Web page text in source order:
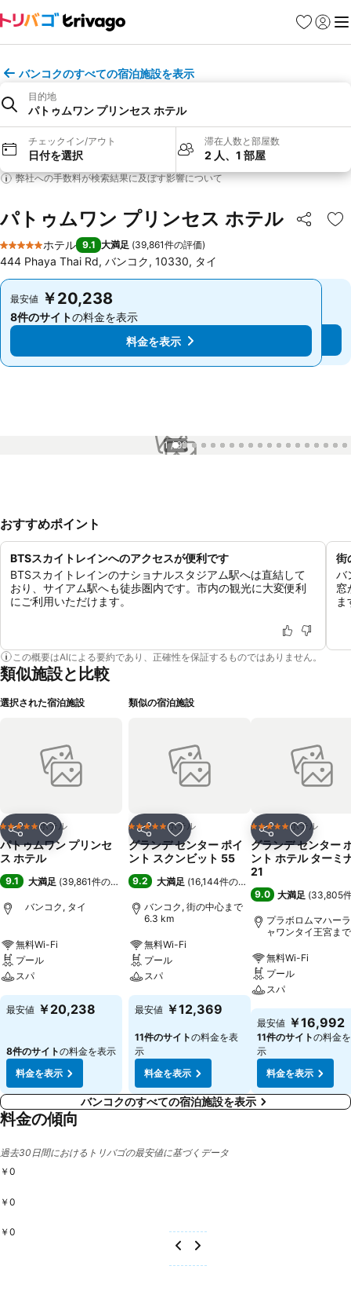
お気に入り
ログイ
メ
バンコクのすべての宿泊施設を表示
目的地
パトゥムワン プリンセス ホテル
チェックイン/アウト
日付を選択
滞在人数と部屋数
2 人、1 部屋
弊社への手数料が検索結果に及ぼす影響について
パトゥムワン プリンセス ホテル シェア
お
5 ホテルのランク
ホテル 9.1 大満足 (39,861件の評価)
444 Phaya Thai Rd, バンコク, 10330, タイ
最安値 ￥20,238
8件のサイトの料金を表示
料金を表示
最安値 ￥20,238
8件のサイトの料金を表示
料金を表示
1 / 99
おすすめポイント
BTSスカイトレインへのアクセスが便利です
BTSスカイトレインのナショナルスタジアム駅へは直結して
おり、サイアム駅へも徒歩圏内です。市内の観光に大変便利
にご利用いただけます。
街
バ
窓
ま
この概要はAIによる要約であり、正確性を保証するものではありません。
類似施設と比較
選択された宿泊施設
シェア お気に入りに追加
5 ホテルのランク
ホテル
パトゥムワン プリンセ
ス ホテル
9.1 大満足 (39,861件の評価)
バンコク, タイ
無料Wi-Fi
プール
スパ
最安値 ￥20,238
8件のサイトの料金を表示
料金を表示
類似の宿泊施設
シェア お気に入りに追加
5 ホテルのランク
ホテル
グランデ センター ポイ
ント スクンビット 55
9.2 大満足 (16,144件の評価
バンコク, 街の中心まで
6.3 km
無料Wi-Fi
プール
スパ
最安値 ￥12,369
11件のサイトの料金を表
示
料金を表示
シェア お気に入
5 ホテルのランク
ホテル
グランデ センター
ント ホテル ターミ
21
9.0 大満足 (33,805
プラボロムマハー
ャワンタイ王宮ま
無料Wi-Fi
プール
スパ
最安値 ￥16,992
11件のサイトの料金
示
料金を表示
バンコクのすべての宿泊施設を表示
料金の傾向
過去30日間におけるトリバゴの最安値に基づくデータ
￥0
￥0
￥0